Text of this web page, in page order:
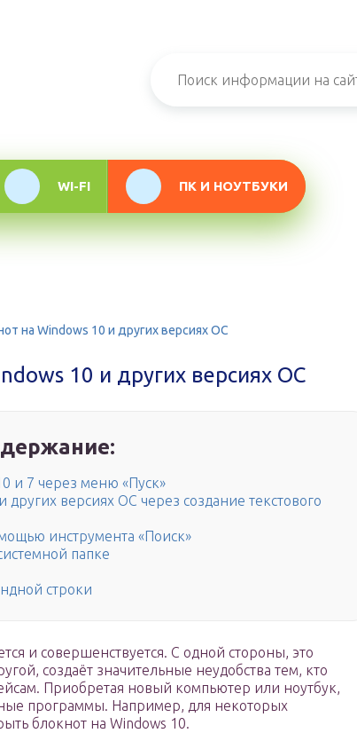
WI-FI ПК И НОУТБУКИ
на Windows 10 и других версиях ОС
10 и других версиях ОС
и 7 через меню «Пуск»
других версиях ОС через создание текстового
инструмента «Поиск»
папке
строки
и совершенствуется. С одной стороны, это
создаёт значительные неудобства тем, кто
Приобретая новый компьютер или ноутбук,
программы. Например, для некоторых
блокнот на Windows 10.